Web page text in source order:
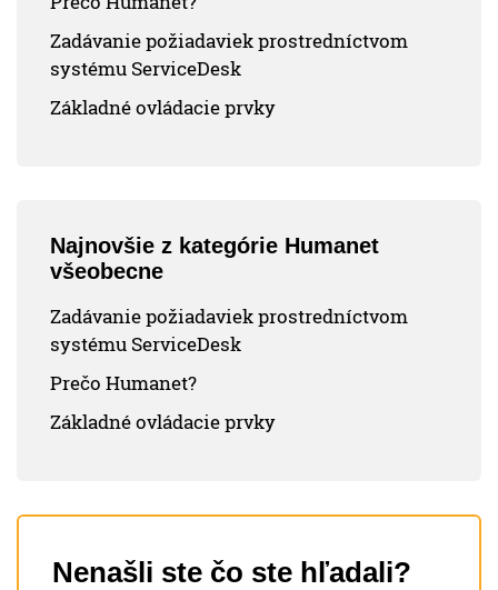
Zadávanie požiadaviek prostredníctvom
systému ServiceDesk
Základné ovládacie prvky
Najnovšie z kategórie Humanet
všeobecne
Zadávanie požiadaviek prostredníctvom
systému ServiceDesk
Prečo Humanet?
Základné ovládacie prvky
Nenašli ste čo ste hľadali?